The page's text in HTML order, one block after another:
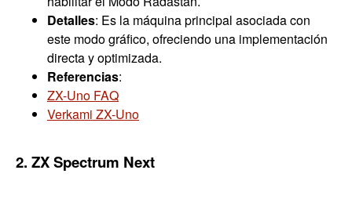
Detalles: Es la máquina principal asociada con
este modo gráfico, ofreciendo una implementación
directa y optimizada.
Referencias:
ZX-Uno FAQ
Verkami ZX-Uno
2. ZX Spectrum Next